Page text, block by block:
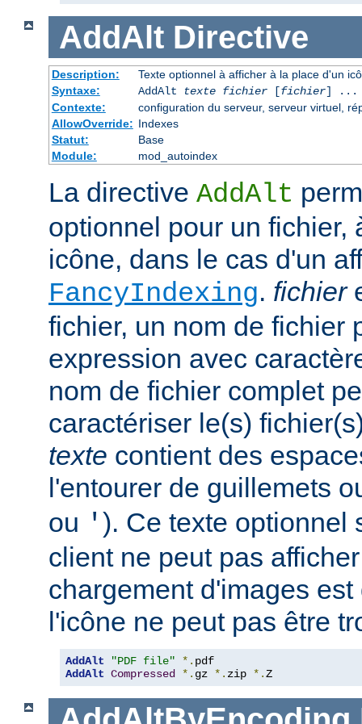
AddAlt Directive
Description:
Texte optionnel à afficher à la place d'un
Syntaxe:
AddAlt texte fichier[fichier] ...
Contexte:
configuration du serveur, serveur virtuel,
AllowOverride: Indexes
Statut:
Base
Module:
mod_autoindex
La directive AddAlt
optionnel pour un fichier,
icône, dans le cas d'un
FancyIndexing. fichier
fichier, un nom de fichier
expression avec
nom de fichier complet
caractériser le(s)
texte contient des
l'entourer de guillemets
ou ' ). Ce texte optionnel
client ne peut pas
chargement d'images
l'icône ne peut pas être
AddAlt "PDF file" *.
AddAlt Compressed *. gz *. zip *.Z